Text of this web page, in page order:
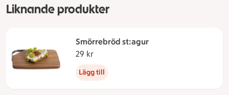
Liknande produkter
Smörrebröd st:agur
29 kr
Lägg till